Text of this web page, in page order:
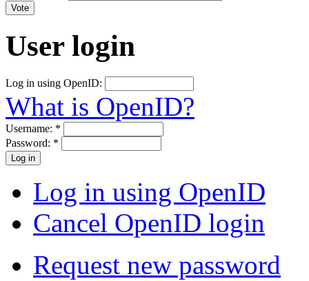
User login
Log in using OpenID:
What is OpenID?
Username: *
Password: *
Log in using OpenID
Cancel OpenID login
Request new password